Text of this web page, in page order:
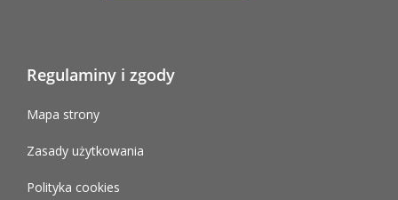
Regulaminy i zgody
Mapa strony
Zasady użytkowania
Polityka cookies